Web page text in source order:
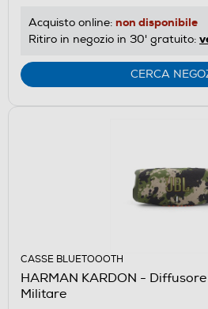
Acquisto online: non disponibile
Ritiro in negozio in 30' gratuito:
CERCA
CASSE BLUETOOOTH
HARMAN KARDON -
Militare